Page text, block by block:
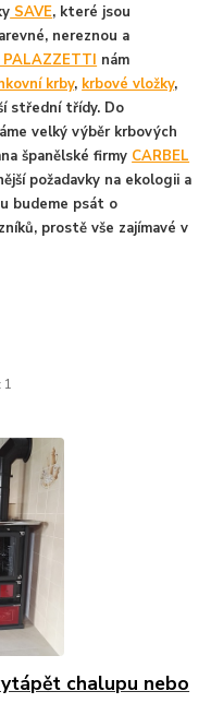
SAVE, které jsou
nereznou a
PALAZZETTI nám
krby, krbové vložky,
střední třídy. Do
velký výběr krbových
španělské firmy CARBEL
požadavky na ekologii a
budeme psát o
prostě vše zajímavé v
1
chalupu nebo